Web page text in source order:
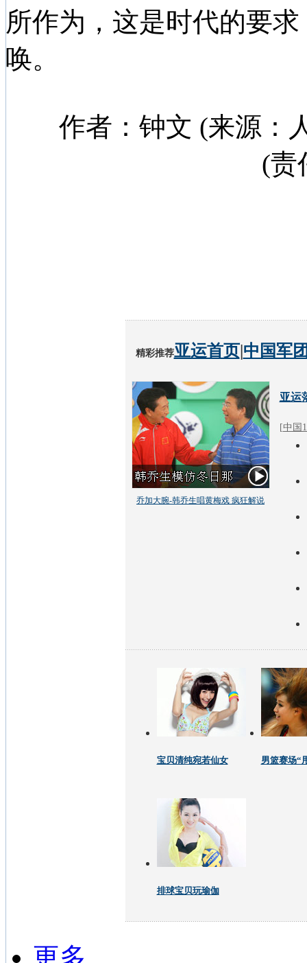
所作为，这是时代的要
唤。
作者：钟文 (来源：
(责
精彩推荐亚运首页|中国军
乔加大腕-韩乔生唱黄梅戏 疯狂解说
亚运
[中国
宝贝清纯宛若仙女 男篮赛场“
排球宝贝玩瑜伽